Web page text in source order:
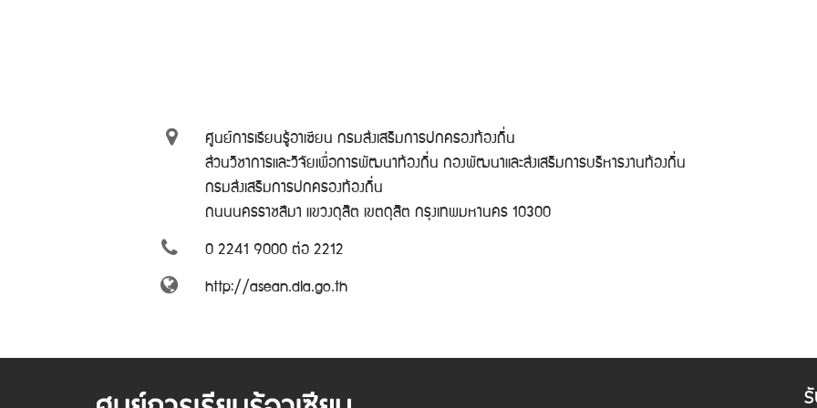
ศูนย์การเรียนรู้อาเซียน กรมส่งเสริมการปกครองท้องถิ่น
ส่วนวิชาการและวิจัยเพื่อการพัฒนาท้องถิ่น กองพัฒนาและส่งเสริมการบริหารงานท้องถิ่น
กรมส่งเสริมการปกครองท้องถิ่น
ถนนนครราชสีมา แขวงดุสิต เขตดุสิต กรุงเทพมหานคร 10300
0 2241 9000 ต่อ 2212
http://asean.dla.go.th